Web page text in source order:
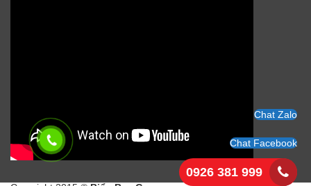
Chat Zalo
Chat Facebook
0926 381 999